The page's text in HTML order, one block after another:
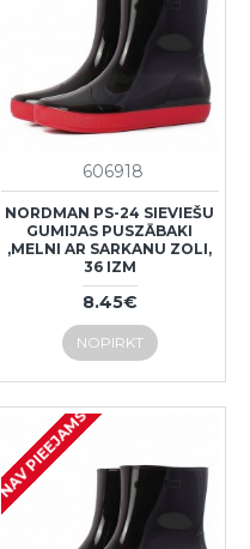
606918
NORDMAN PS-24 SIEVIEŠU
GUMIJAS PUSZĀBAKI
,MELNI AR SARKANU ZOLI,
36 IZM
8.45€
NOPIRKT
NAV PIEEJAMS